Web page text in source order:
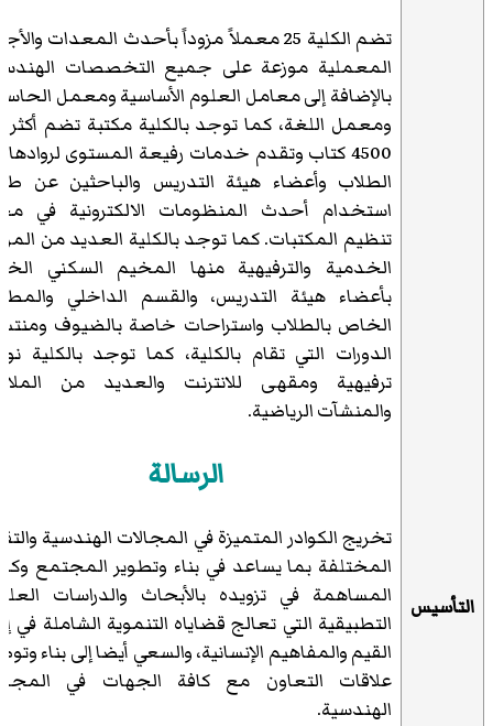
التأسيس
تضم الكلية 25 معملاً مزوداً بأحدث المعدات
المعملية موزعة على جميع التخصصات
بالإضافة إلى معامل العلوم الأساسية ومعمل
ومعمل اللغة، كما توجد بالكلية مكتبة تضم
4500 كتاب وتقدم خدمات رفيعة المستوى
الطلاب وأعضاء هيئة التدريس والباحثين عن
استخدام أحدث المنظومات الالكترونية في
تنظيم المكتبات. كما توجد بالكلية العديد من
الخدمية والترفيهية منها المخيم السكني
بأعضاء هيئة التدريس، والقسم الداخلي
الخاص بالطلاب واستراحات خاصة بالضيوف
الدورات التي تقام بالكلية، كما توجد بالكلية
ترفيهية ومقهى للانترنت والعديد من
والمنشآت الرياضية.
الرسالة
تخريج الكوادر المتميزة في المجالات الهندسية
المختلفة بما يساعد في بناء وتطوير المجتمع
المساهمة في تزويده بالأبحاث والدراسات
التطبيقية التي تعالج قضاياه التنموية الشاملة في
القيم والمفاهيم الإنسانية، والسعي أيضا إلى بناء
علاقات التعاون مع كافة الجهات في
الهندسية.